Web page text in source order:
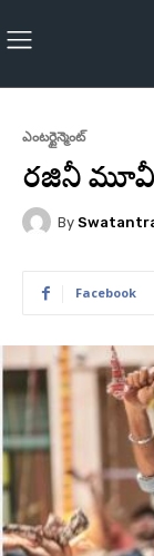
ఎంటర్టైన్మెంట్
రజినీ
By
Facebook